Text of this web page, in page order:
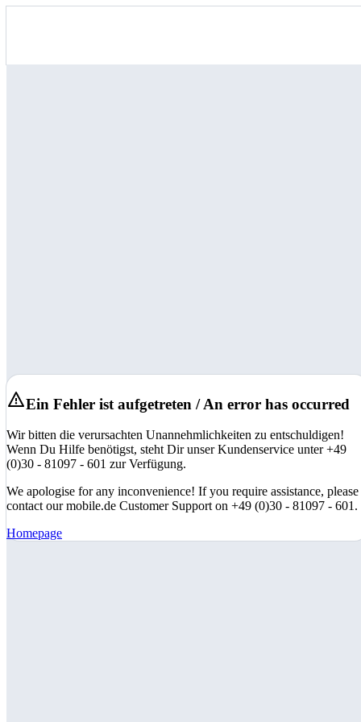
Ein Fehler ist aufgetreten / An error has occurred
Wir bitten die verursachten Unannehmlichkeiten zu entschuldigen!
Wenn Du Hilfe benötigst, steht Dir unser Kundenservice unter +49
(0)30 - 81097 - 601 zur Verfügung.
We apologise for any inconvenience! If you require assistance, please
contact our mobile.de Customer Support on +49 (0)30 - 81097 - 601.
Homepage